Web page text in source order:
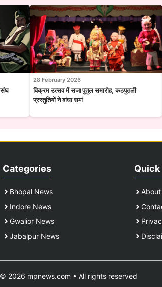
संघ
28 February 2026
विक्रम उत्सव में सजा पुतुल समारोह, कठपुतली
प्रस्तुतियों ने बांधा समां
Categories
Bhopal News
Indore News
Gwalior News
Jabalpur News
Quick
About
© 2026 mpnews.com • All rights reserved